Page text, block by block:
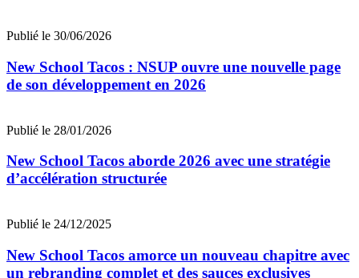
Publié le 30/06/2026
New School Tacos : NSUP ouvre une nouvelle page
de son développement en 2026
Publié le 28/01/2026
New School Tacos aborde 2026 avec une stratégie
d’accélération structurée
Publié le 24/12/2025
New School Tacos amorce un nouveau chapitre avec
un rebranding complet et des sauces exclusives